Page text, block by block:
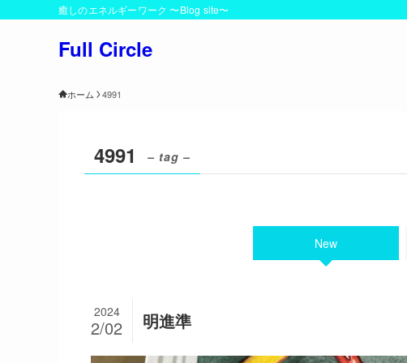
癒しのエネルギーワーク 〜Blog site〜
Full Circle
ホーム 4991
4991 – tag –
New
明進準
2024
2/02